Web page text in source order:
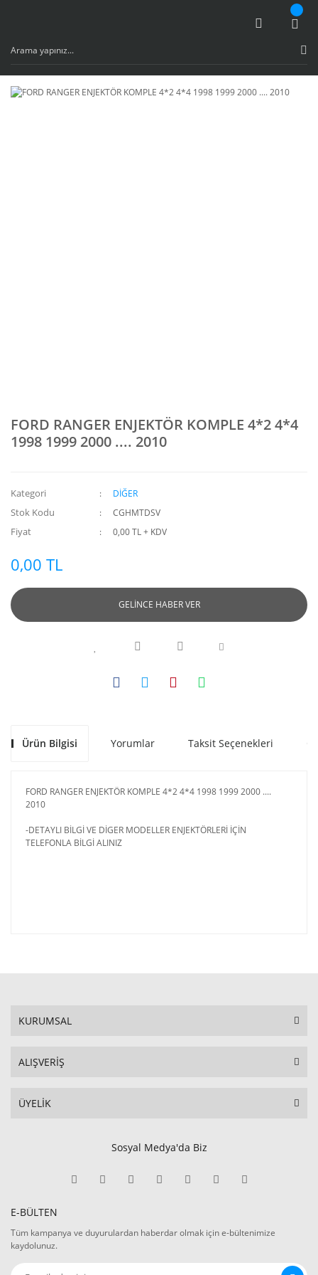
FORD RANGER ENJEKTÖR KOMPLE 4*2 4*4
1998 1999 2000 .... 2010
Kategori DİĞER
Stok Kodu CGHMTDSV
Fiyat 0,00 TL + KDV
0,00 TL
GELİNCE HABER VER
Ürün Bilgisi Yorumlar Taksit Seçenekleri
FORD RANGER ENJEKTÖR KOMPLE 4*2 4*4 1998 1999 2000 ....
2010
-DETAYLI BİLGİ VE DİGER MODELLER ENJEKTÖRLERİ İÇİN
TELEFONLA BİLGİ ALINIZ
KURUMSAL
ALIŞVERİŞ
ÜYELİK
Sosyal Medya'da Biz
E-BÜLTEN
Tüm kampanya ve duyurulardan haberdar olmak için e-bültenimize
kaydolunuz.